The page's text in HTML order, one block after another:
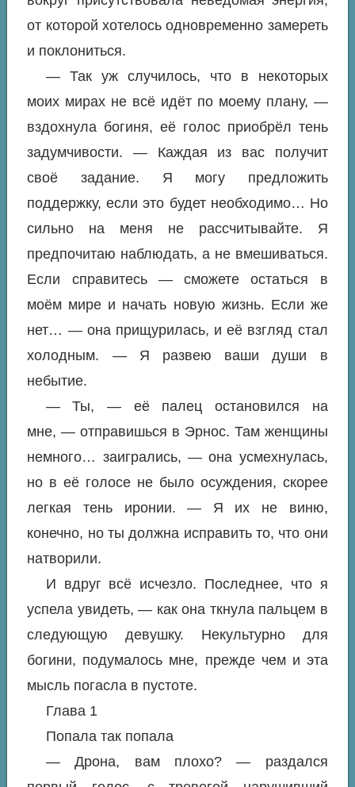
от которой хотелось одновременно замереть
и поклониться.
— Так уж случилось, что в некоторых
моих мирах не всё идёт по моему плану, —
вздохнула богиня, её голос приобрёл тень
задумчивости. — Каждая из вас получит
своё задание. Я могу предложить
поддержку, если это будет необходимо… Но
сильно на меня не рассчитывайте. Я
предпочитаю наблюдать, а не вмешиваться.
Если справитесь — сможете остаться в
моём мире и начать новую жизнь. Если же
нет… — она прищурилась, и её взгляд стал
холодным. — Я развею ваши души в
небытие.
— Ты, — её палец остановился на
мне, — отправишься в Эрнос. Там женщины
немного… заигрались, — она усмехнулась,
но в её голосе не было осуждения, скорее
легкая тень иронии. — Я их не виню,
конечно, но ты должна исправить то, что они
натворили.
И вдруг всё исчезло. Последнее, что я
успела увидеть, — как она ткнула пальцем в
следующую девушку. Некультурно для
богини, подумалось мне, прежде чем и эта
мысль погасла в пустоте.
Глава 1
Попала так попала
— Дрона, вам плохо? — раздался